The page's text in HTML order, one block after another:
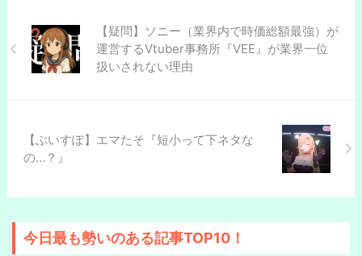
【疑問】ソニー（業界内で時価総額最強）が
運営するVtuber事務所『VEE』が業界一位
扱いされない理由
【ぶいすぽ】エマたそ『短小って下ネタな
の…？』
今日最も勢いのある記事TOP10！